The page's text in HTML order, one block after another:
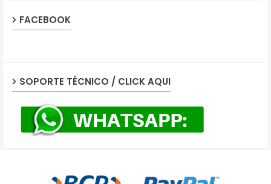
FACEBOOK
SOPORTE TÉCNICO / CLICK AQUI